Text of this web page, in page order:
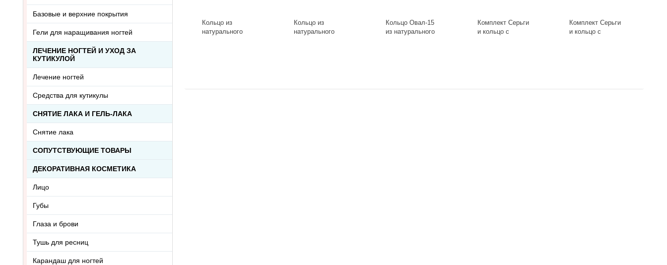
Кольцо из
натурального
Кольцо из
натурального
Кольцо Овал-15
из натурального
Комплект Серьги
и кольцо с
Комплект Серьги
и кольцо с
Базовые и верхние покрытия
Гели для наращивания ногтей
ЛЕЧЕНИЕ НОГТЕЙ И УХОД ЗА
КУТИКУЛОЙ
Лечение ногтей
Средства для кутикулы
СНЯТИЕ ЛАКА И ГЕЛЬ-ЛАКА
Снятие лака
СОПУТСТВУЮЩИЕ ТОВАРЫ
ДЕКОРАТИВНАЯ КОСМЕТИКА
Лицо
Губы
Глаза и брови
Тушь для ресниц
Карандаш для ногтей